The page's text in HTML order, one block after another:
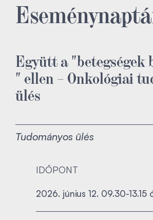
Együtt a "betegségek
" ellen – Onkológiai
ülés
Tudományos ülés
IDŐPONT
2026. június 12. 09.30-13.15